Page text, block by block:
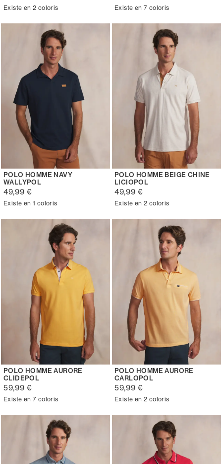
Existe en 2 coloris Existe en 7 coloris
POLO HOMME NAVY
WALLYPOL
49,99 €
Existe en 1 coloris
POLO HOMME BEIGE CHINE
LICIOPOL
49,99 €
Existe en 2 coloris
POLO HOMME AURORE
CLIDEPOL
59,99 €
Existe en 7 coloris
POLO HOMME AURORE
CARLOPOL
59,99 €
Existe en 2 coloris